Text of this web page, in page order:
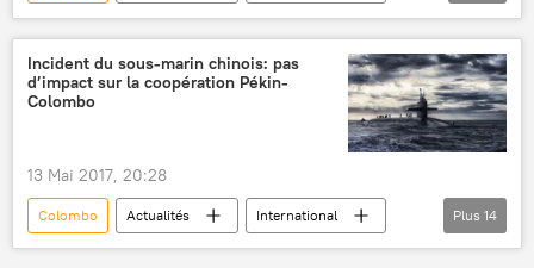
Sri Lanka
explosion
Explosions dans des hôtels et églises au Sri Lanka
Incident du sous-marin chinois: pas
d’impact sur la coopération Pékin-
Colombo
13 Mai 2017, 20:28
Colombo Actualités
International
Inde
Chine
Pékin
Plus 14